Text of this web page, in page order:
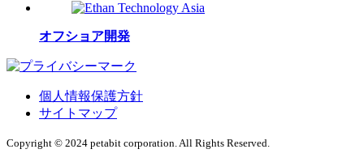
オフショア開発
個人情報保護方針
サイトマップ
Copyright © 2024 petabit corporation. All Rights Reserved.